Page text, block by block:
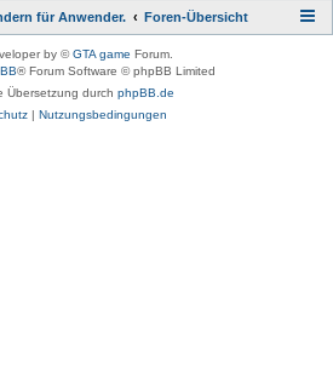
für Anwender. Foren-Übersicht
by ©GTA game Forum.
® Forum Software © phpBB Limited
Übersetzung durch phpBB.de
| Nutzungsbedingungen